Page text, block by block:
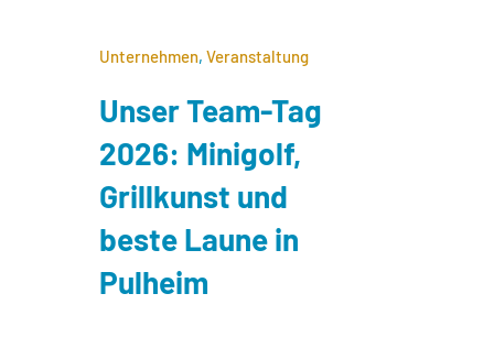
Unternehmen, Veranstaltung
Unser Team-Tag
2026: Minigolf,
Grillkunst und
beste Laune in
Pulheim